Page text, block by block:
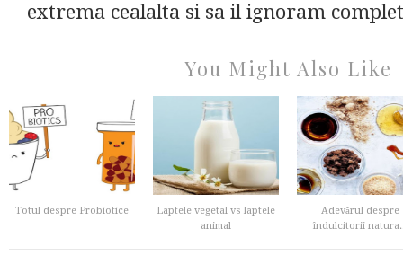
extrema cealalta si sa il ignoram
You Might Also Like
Totul despre Probiotice
Laptele vegetal vs laptele
animal
Adevărul despre
îndulcitorii